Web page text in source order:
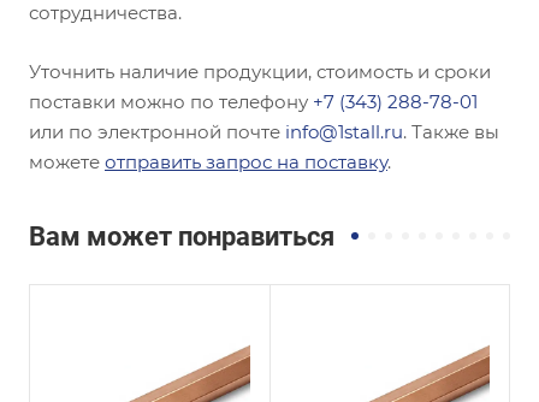
сотрудничества.
Уточнить наличие продукции, стоимость и сроки
поставки можно по телефону +7 (343) 288-78-01
или по электронной почте info@1stall.ru. Также вы
можете отправить запрос на поставку.
Вам может понравиться
ГОСТ, ТУ ГОСТ, ТУ